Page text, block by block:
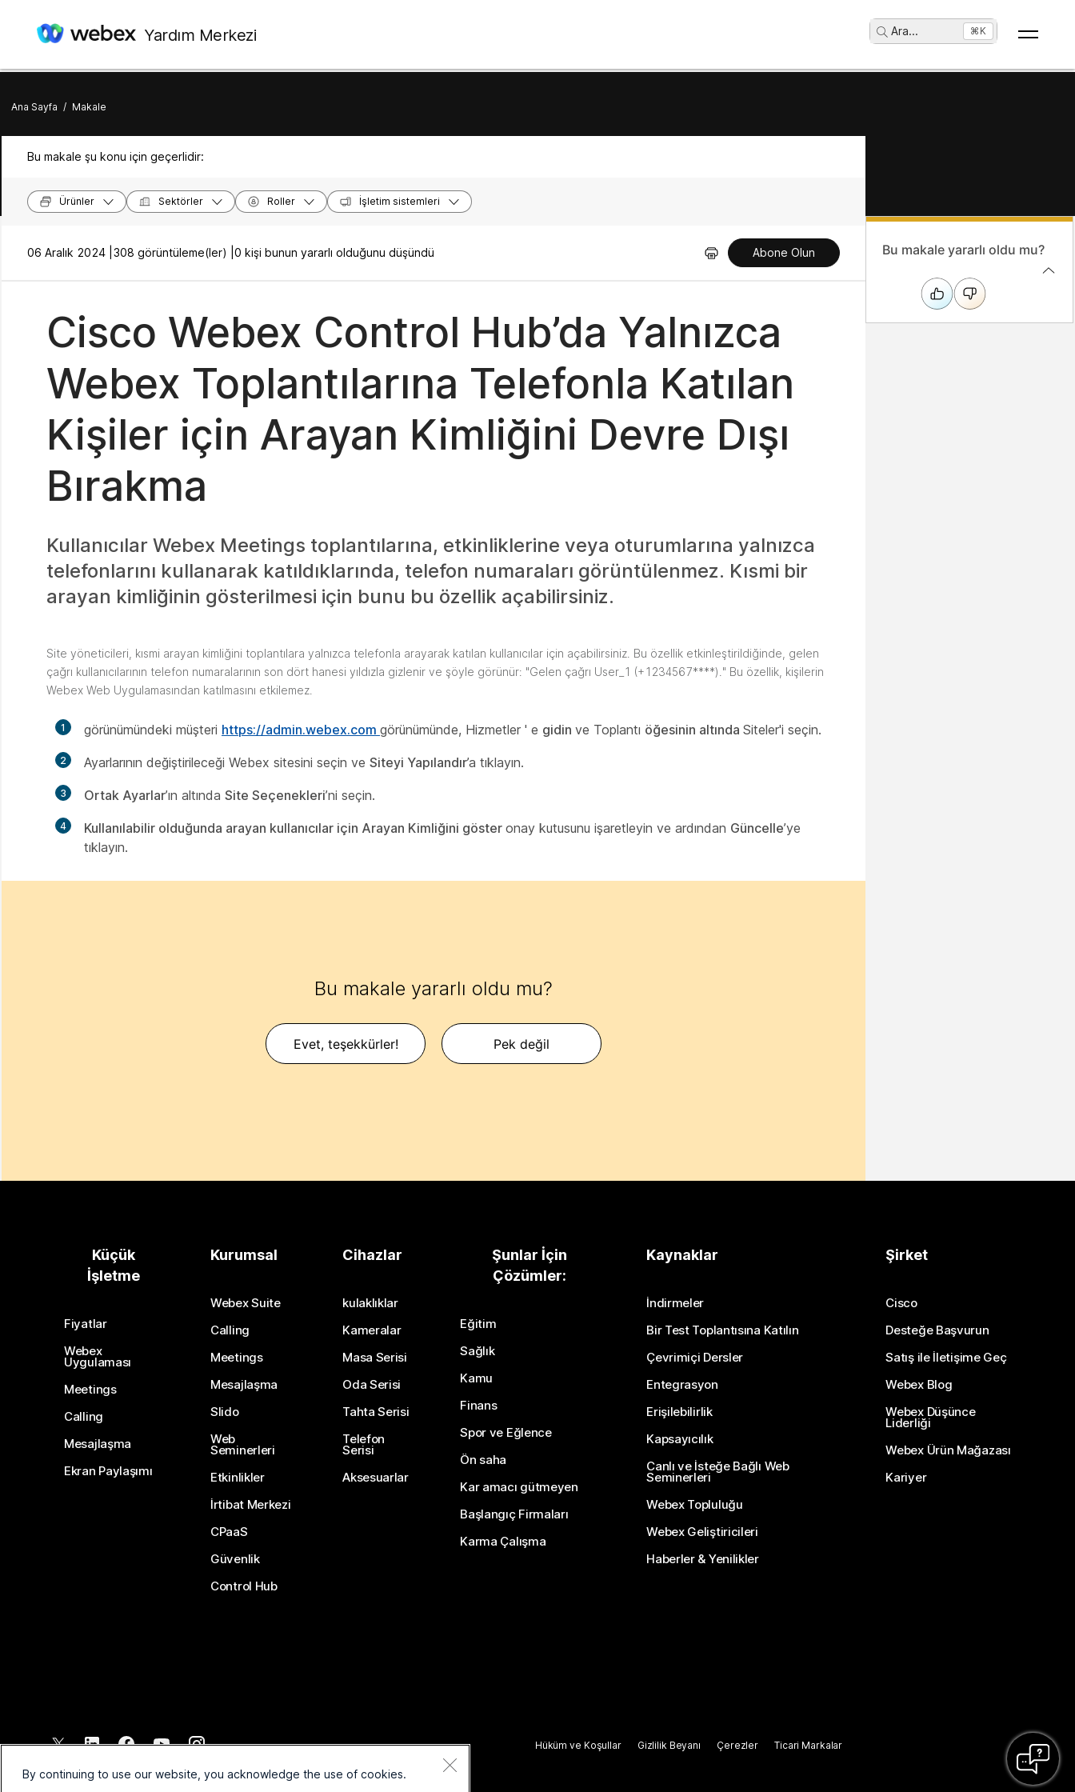
Yardım Merkezi Ara... ⌘K
Ana Sayfa / Makale
Bu makale şu konu için geçerlidir:
Ürünler Sektörler Roller İşletim sistemleri
06 Aralık 2024 | 308 görüntüleme(ler) | 0 kişi bunun yararlı olduğunu düşündü Abone Olun
Cisco Webex Control Hub’da Yalnızca
Webex Toplantılarına Telefonla Katılan
Kişiler için Arayan Kimliğini Devre Dışı
Bırakma
Kullanıcılar Webex Meetings toplantılarına, etkinliklerine veya oturumlarına yalnızca
telefonlarını kullanarak katıldıklarında, telefon numaraları görüntülenmez. Kısmi bir
arayan kimliğinin gösterilmesi için bunu bu özellik açabilirsiniz.
Site yöneticileri, kısmi arayan kimliğini toplantılara yalnızca telefonla arayarak katılan kullanıcılar için açabilirsiniz. Bu özellik etkinleştirildiğinde, gelen
çağrı kullanıcılarının telefon numaralarının son dört hanesi yıldızla gizlenir ve şöyle görünür: "Gelen çağrı User_1 (+1234567****)." Bu özellik, kişilerin
Webex Web Uygulamasından katılmasını etkilemez.
1 görünümündeki müşteri https://admin.webex.com görünümünde, Hizmetler ' e gidin ve Toplantı öğesinin altında Siteler'i seçin.
2 Ayarlarının değiştirileceği Webex sitesini seçin ve Siteyi Yapılandır’a tıklayın.
3 Ortak Ayarlar’ın altında Site Seçenekleri’ni seçin.
4 Kullanılabilir olduğunda arayan kullanıcılar için Arayan Kimliğini göster onay kutusunu işaretleyin ve ardından Güncelle’ye
tıklayın.
Bu makale yararlı oldu mu?
Evet, teşekkürler! Pek değil
Bu makale yararlı oldu mu?
Küçük
İşletme
Fiyatlar
Webex
Uygulaması
Meetings
Calling
Mesajlaşma
Ekran Paylaşımı
Kurumsal
Webex Suite
Calling
Meetings
Mesajlaşma
Slido
Web
Seminerleri
Etkinlikler
İrtibat Merkezi
CPaaS
Güvenlik
Control Hub
Cihazlar
kulaklıklar
Kameralar
Masa Serisi
Oda Serisi
Tahta Serisi
Telefon
Serisi
Aksesuarlar
Şunlar İçin
Çözümler:
Eğitim
Sağlık
Kamu
Finans
Spor ve Eğlence
Ön saha
Kar amacı gütmeyen
Başlangıç Firmaları
Karma Çalışma
Kaynaklar
İndirmeler
Bir Test Toplantısına Katılın
Çevrimiçi Dersler
Entegrasyon
Erişilebilirlik
Kapsayıcılık
Canlı ve İsteğe Bağlı Web
Seminerleri
Webex Topluluğu
Webex Geliştiricileri
Haberler & Yenilikler
Şirket
Cisco
Desteğe Başvurun
Satış ile İletişime Geç
Webex Blog
Webex Düşünce
Liderliği
Webex Ürün Mağazası
Kariyer
2026 Cisco ve/veya bağlı kuruluşları. Tüm hakları saklıdır.
Hüküm ve Koşullar Gizlilik Beyanı Çerezler Ticari Markalar
By continuing to use our website, you acknowledge the use of cookies.